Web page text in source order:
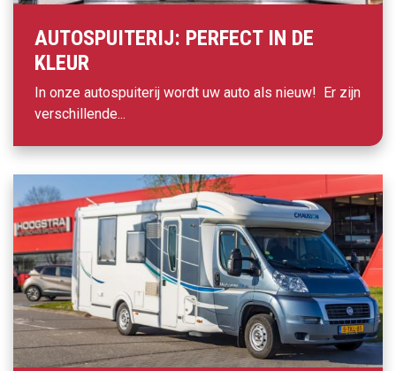
AUTOSPUITERIJ: PERFECT IN DE
KLEUR
In onze autospuiterij wordt uw auto als nieuw! Er zijn
verschillende...